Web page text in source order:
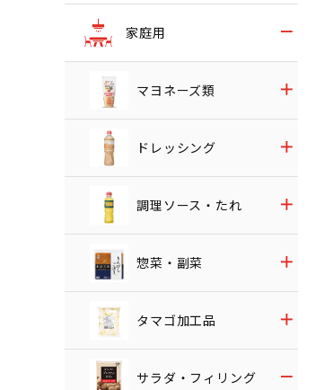
家庭用
マヨネーズ類
ドレッシング
調理ソース・たれ
惣菜・副菜
タマゴ加工品
サラダ・フィリング